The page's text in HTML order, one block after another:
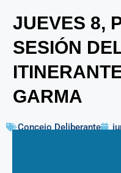
JUEVES 8,
SESIÓN
GARMA
Concejo Deliberante